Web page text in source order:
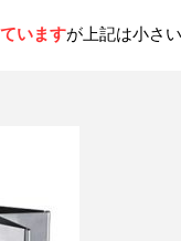
いますが上記は小さ